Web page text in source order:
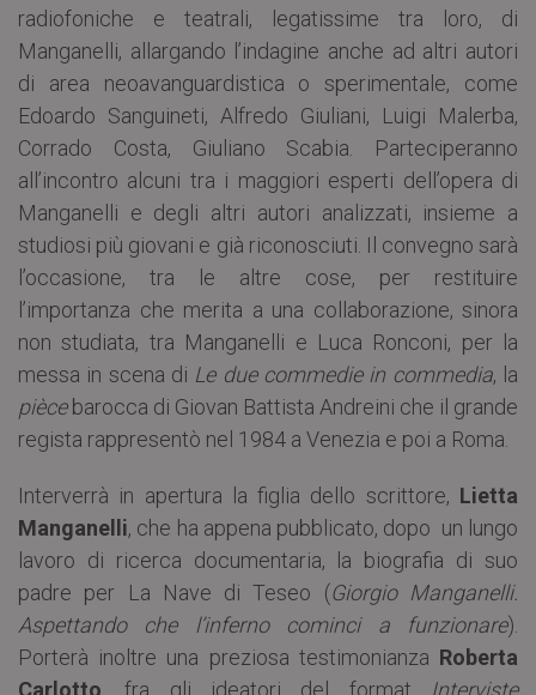
radiofoniche e teatrali, legatissime tra loro, di
Manganelli, allargando l’indagine anche ad altri autori
di area neoavanguardistica o sperimentale, come
Edoardo Sanguineti, Alfredo Giuliani, Luigi Malerba,
Corrado Costa, Giuliano Scabia. Parteciperanno
all’incontro alcuni tra i maggiori esperti dell’opera di
Manganelli e degli altri autori analizzati, insieme a
studiosi più giovani e già riconosciuti. Il convegno sarà
l’occasione, tra le altre cose, per restituire
l’importanza che merita a una collaborazione, sinora
non studiata, tra Manganelli e Luca Ronconi, per la
messa in scena di Le due commedie in commedia, la
piècebarocca di Giovan Battista Andreini che il grande
regista rappresentò nel 1984 a Venezia e poi a Roma.
Interverrà in apertura la figlia dello scrittore, Lietta
Manganelli, che ha appena pubblicato, dopo un lungo
lavoro di ricerca documentaria, la biografia di suo
padre per La Nave di Teseo (Giorgio Manganelli.
Aspettando che l’inferno cominci a funzionare).
Porterà inoltre una preziosa testimonianza Roberta
Carlotto , fra gli ideatori del format Interviste